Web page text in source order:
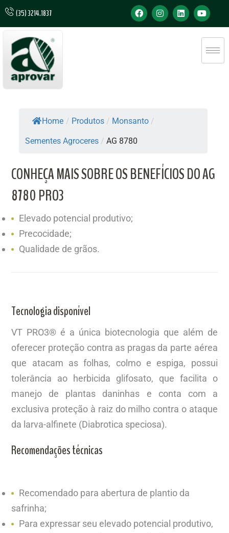
(35) 3214.1837
Home / Produtos / Monsanto /
Sementes Agroceres / AG 8780
CONHEÇA MAIS SOBRE OS BENEFÍCIOS DO AG
8780 PRO3
Elevado potencial produtivo;
Precocidade;
Qualidade de grãos.
Tecnologia disponível
VT PRO3® é a única biotecnologia que além de
oferecer proteção contra as pragas da parte aérea
que atacam as folhas, colmo e espiga, possui
tolerância ao herbicida glifosato, que facilita o
manejo de plantas daninhas e conta com a
exclusiva proteção à raiz do milho contra o ataque
da larva-alfinete (Diabrotica speciosa).
Recomendações técnicas
Recomendado para abertura de plantio da
safrinha;
Para expressar seu elevado potencial produtivo,